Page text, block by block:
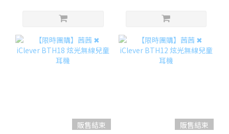
販售結束
販售結束